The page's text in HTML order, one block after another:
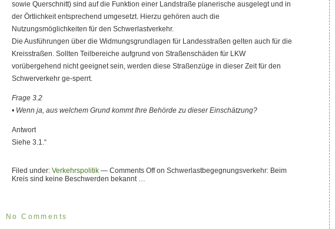
sowie Querschnitt) sind auf die Funktion einer Landstraße planerische ausgelegt und in
der Örtlichkeit entsprechend umgesetzt. Hierzu gehören auch die
Nutzungsmöglichkeiten für den Schwerlastverkehr.
Die Ausführungen über die Widmungsgrundlagen für Landesstraßen gelten auch für die
Kreisstraßen. Sollten Teilbereiche aufgrund von Straßenschäden für LKW
vorübergehend nicht geeignet sein, werden diese Straßenzüge in dieser Zeit für den
Schwerverkehr ge-sperrt.
Frage 3.2
• Wenn ja, aus welchem Grund kommt Ihre Behörde zu dieser Einschätzung?
Antwort
Siehe 3.1.“
Filed under: Verkehrspolitik — Comments Offon Schwerlastbegegnungsverkehr: Beim
Kreis sind keine Beschwerden bekannt …
No Comments